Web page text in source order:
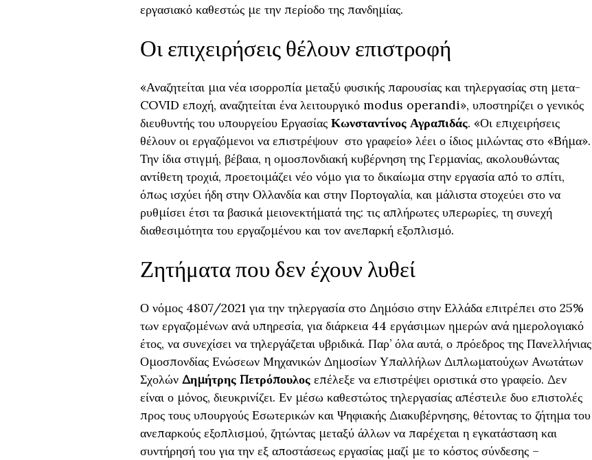
εργασιακό καθεστώς με την περίοδο της πανδημίας.
Οι επιχειρήσεις θέλουν επιστροφή
«Αναζητείται μια νέα ισορροπία μεταξύ φυσικής παρουσίας και τηλεργασίας στη μετα-
COVID εποχή, αναζητείται ένα λειτουργικό modus operandi», υποστηρίζει ο γενικός
διευθυντής του υπουργείου Εργασίας Κωνσταντίνος Αγραπιδάς. «Οι επιχειρήσεις
θέλουν οι εργαζόμενοι να επιστρέψουν στο γραφείο» λέει ο ίδιος μιλώντας στο «Βήμα».
Την ίδια στιγμή, βέβαια, η ομοσπονδιακή κυβέρνηση της Γερμανίας, ακολουθώντας
αντίθετη τροχιά, προετοιμάζει νέο νόμο για το δικαίωμα στην εργασία από το σπίτι,
όπως ισχύει ήδη στην Ολλανδία και στην Πορτογαλία, και μάλιστα στοχεύει στο να
ρυθμίσει έτσι τα βασικά μειονεκτήματά της: τις απλήρωτες υπερωρίες, τη συνεχή
διαθεσιμότητα του εργαζομένου και τον ανεπαρκή εξοπλισμό.
Ζητήματα που δεν έχουν λυθεί
Ο νόμος 4807/2021 για την τηλεργασία στο Δημόσιο στην Ελλάδα επιτρέπει στο 25%
των εργαζομένων ανά υπηρεσία, για διάρκεια 44 εργάσιμων ημερών ανά ημερολογιακό
έτος, να συνεχίσει να τηλεργάζεται υβριδικά. Παρ’ όλα αυτά, ο πρόεδρος της Πανελλήνιας
Ομοσπονδίας Ενώσεων Μηχανικών Δημοσίων Υπαλλήλων Διπλωματούχων Ανωτάτων
Σχολών Δημήτρης Πετρόπουλοςεπέλεξε να επιστρέψει οριστικά στο γραφείο. Δεν
είναι ο μόνος, διευκρινίζει. Εν μέσω καθεστώτος τηλεργασίας απέστειλε δυο επιστολές
προς τους υπουργούς Εσωτερικών και Ψηφιακής Διακυβέρνησης, θέτοντας το ζήτημα του
ανεπαρκούς εξοπλισμού, ζητώντας μεταξύ άλλων να παρέχεται η εγκατάσταση και
συντήρησή του για την εξ αποστάσεως εργασίας μαζί με το κόστος σύνδεσης –